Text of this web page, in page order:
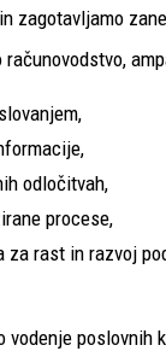
zagotavljamo
odločitvah,
procese,
za rast in razvoj
poslovnih